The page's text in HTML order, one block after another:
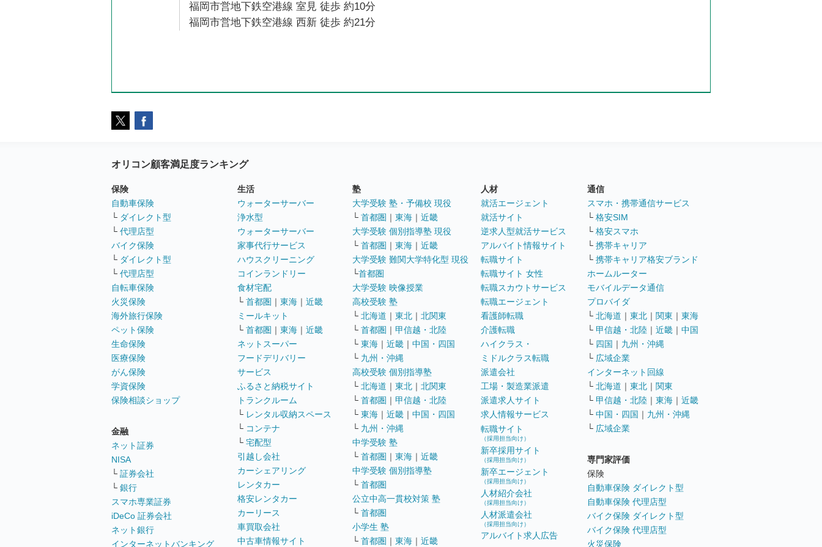
福岡市営地下鉄空港線 室見 徒歩 約10分
福岡市営地下鉄空港線 西新 徒歩 約21分
オリコン顧客満足度ランキング
保険
自動車保険
└ ダイレクト型
└ 代理店型
バイク保険
└ ダイレクト型
└ 代理店型
自転車保険
火災保険
海外旅行保険
ペット保険
生命保険
医療保険
がん保険
学資保険
保険相談ショップ
金融
ネット証券
NISA
└ 証券会社
└ 銀行
スマホ専業証券
iDeCo 証券会社
ネット銀行
インターネットバンキング
生活
ウォーターサーバー
浄水型
ウォーターサーバー
家事代行サービス
ハウスクリーニング
コインランドリー
食材宅配
└ 首都圏 ｜ 東海 ｜ 近畿
ミールキット
└ 首都圏 ｜ 東海 ｜ 近畿
ネットスーパー
フードデリバリー
サービス
ふるさと納税サイト
トランクルーム
└ レンタル収納スペース
└ コンテナ
└ 宅配型
引越し会社
カーシェアリング
レンタカー
格安レンタカー
カーリース
車買取会社
中古車情報サイト
塾
大学受験 塾・予備校 現役
└ 首都圏 ｜ 東海 ｜ 近畿
大学受験 個別指導塾 現役
└ 首都圏 ｜ 東海 ｜ 近畿
大学受験 難関大学特化型 現役
└首都圏
大学受験 映像授業
高校受験 塾
└ 北海道 ｜ 東北 ｜ 北関東
└ 首都圏 ｜ 甲信越・北陸
└ 東海 ｜ 近畿 ｜ 中国・四国
└ 九州・沖縄
高校受験 個別指導塾
└ 北海道 ｜ 東北 ｜ 北関東
└ 首都圏 ｜ 甲信越・北陸
└ 東海 ｜ 近畿 ｜ 中国・四国
└ 九州・沖縄
中学受験 塾
└ 首都圏 ｜ 東海 ｜ 近畿
中学受験 個別指導塾
└ 首都圏
公立中高一貫校対策 塾
└ 首都圏
小学生 塾
└ 首都圏 ｜ 東海 ｜ 近畿
人材
就活エージェント
就活サイト
逆求人型就活サービス
アルバイト情報サイト
転職サイト
転職サイト 女性
転職スカウトサービス
転職エージェント
看護師転職
介護転職
ハイクラス・
ミドルクラス転職
派遣会社
工場・製造業派遣
派遣求人サイト
求人情報サービス
転職サイト
（採用担当向け）
新卒採用サイト
（採用担当向け）
新卒エージェント
（採用担当向け）
人材紹介会社
（採用担当向け）
人材派遣会社
（採用担当向け）
アルバイト求人広告
通信
スマホ・携帯通信サービス
└ 格安SIM
└ 格安スマホ
└ 携帯キャリア
└ 携帯キャリア格安ブランド
ホームルーター
モバイルデータ通信
プロバイダ
└ 北海道 ｜ 東北 ｜ 関東 ｜ 東海
└ 甲信越・北陸 ｜ 近畿 ｜ 中国
└ 四国 ｜ 九州・沖縄
└ 広域企業
インターネット回線
└ 北海道 ｜ 東北 ｜ 関東
└ 甲信越・北陸 ｜ 東海 ｜ 近畿
└ 中国・四国 ｜ 九州・沖縄
└ 広域企業
専門家評価
保険
自動車保険 ダイレクト型
自動車保険 代理店型
バイク保険 ダイレクト型
バイク保険 代理店型
火災保険